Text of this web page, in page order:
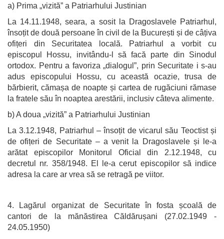
a) Prima „vizită” a Patriarhului Justinian
La 14.11.1948, seara, a sosit la Dragoslavele Patriarhul,
însoțit de două persoane în civil de la București și de câțiva
ofițeri din Securitatea locală. Patriarhul a vorbit cu
episcopul Hossu, invitându-l să facă parte din Sinodul
ortodox. Pentru a favoriza „dialogul”, prin Securitate i s-au
adus episcopului Hossu, cu această ocazie, trusa de
bărbierit, cămașa de noapte și cartea de rugăciuni rămase
la fratele său în noaptea arestării, inclusiv câteva alimente.
b) A doua „vizită” a Patriarhului Justinian
La 3.12.1948, Patriarhul – însoțit de vicarul său Teoctist și
de ofițeri de Securitate – a venit la Dragoslavele și le-a
arătat episcopilor Monitorul Oficial din 2.12.1948, cu
decretul nr. 358/1948. El le-a cerut episcopilor să indice
adresa la care ar vrea să se retragă pe viitor.
4. Lagărul organizat de Securitate în fosta școală de
cantori de la mănăstirea Căldărușani (27.02.1949 -
24.05.1950)